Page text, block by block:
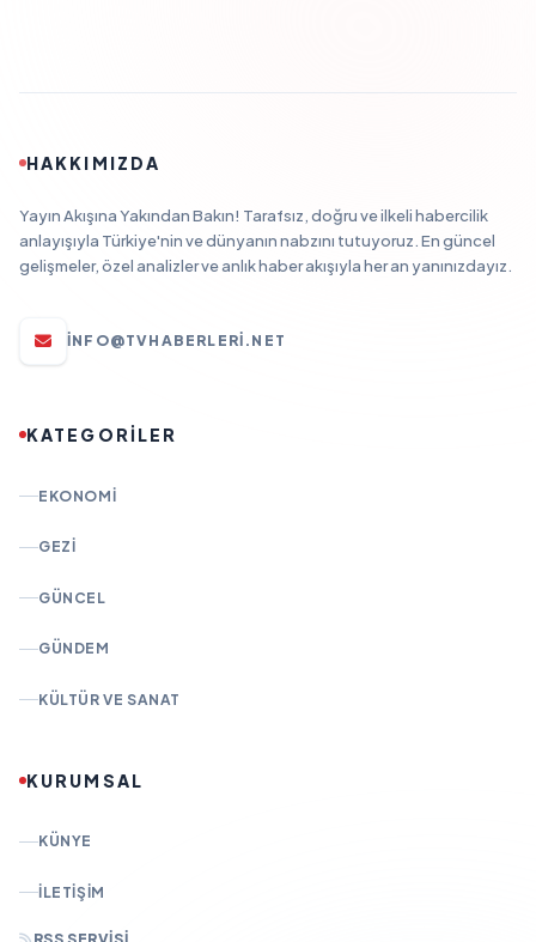
HAKKIMIZDA
Yayın Akışına Yakından Bakın! Tarafsız, doğru ve ilkeli habercilik
anlayışıyla Türkiye'nin ve dünyanın nabzını tutuyoruz. En güncel
gelişmeler, özel analizler ve anlık haber akışıyla her an yanınızdayız.
INFO@TVHABERLERI.NET
KATEGORİLER
EKONOMI
GEZI
GÜNCEL
GÜNDEM
KÜLTÜR VE SANAT
KURUMSAL
KÜNYE
İLETIŞIM
RSS SERVISI